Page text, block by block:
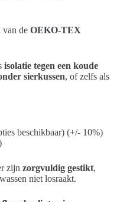
van de OEKO-TEX
isolatie tegen een koude
sierkussen, of zelfs als
beschikbaar) (+/- 10%)
zijn zorgvuldig gestikt,
niet losraakt.